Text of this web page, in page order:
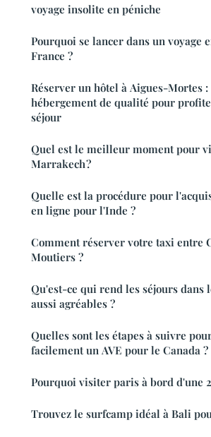
voyage insolite en péniche
Pourquoi se lancer dans un voyage
France ?
Réserver un hôtel à Aigues-Mortes :
hébergement de qualité pour
séjour
Quel est le meilleur moment pour
Marrakech ?
Quelle est la procédure pour
en ligne pour l'Inde ?
Comment réserver votre taxi entre
Moutiers ?
Qu'est-ce qui rend les séjours dans
aussi agréables ?
Quelles sont les étapes à suivre
facilement un AVE pour le Canada ?
Pourquoi visiter paris à bord d'une
Trouvez le surfcamp idéal à Bali